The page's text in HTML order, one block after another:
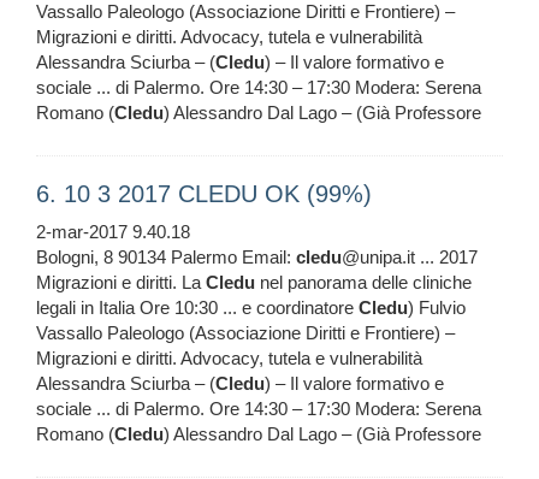
Vassallo Paleologo (Associazione Diritti e Frontiere) –
Migrazioni e diritti. Advocacy, tutela e vulnerabilità
Alessandra Sciurba – (Cledu) – Il valore formativo e
sociale ... di Palermo. Ore 14:30 – 17:30 Modera: Serena
Romano (Cledu) Alessandro Dal Lago – (Già Professore
6. 10 3 2017 CLEDU OK (99%)
2-mar-2017 9.40.18
Bologni, 8 90134 Palermo Email: cledu@unipa.it ... 2017
Migrazioni e diritti. LaCledu nel panorama delle cliniche
legali in Italia Ore 10:30 ... e coordinatore Cledu) Fulvio
Vassallo Paleologo (Associazione Diritti e Frontiere) –
Migrazioni e diritti. Advocacy, tutela e vulnerabilità
Alessandra Sciurba – (Cledu) – Il valore formativo e
sociale ... di Palermo. Ore 14:30 – 17:30 Modera: Serena
Romano (Cledu) Alessandro Dal Lago – (Già Professore